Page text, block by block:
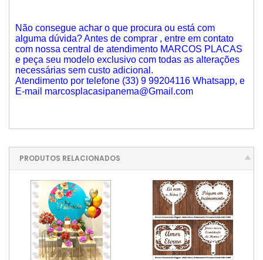
Não consegue achar o que procura ou está com
alguma dúvida? Antes de comprar , entre em contato
com nossa central de atendimento MARCOS PLACAS
e peça seu modelo exclusivo com todas as alterações
necessárias sem custo adicional.
Atendimento por telefone (33) 9 99204116 Whatsapp, e
E-mail marcosplacasipanema@Gmail.com
PRODUTOS RELACIONADOS